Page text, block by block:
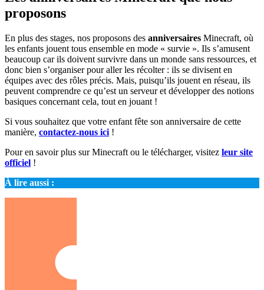
proposons
En plus des stages, nos proposons des anniversaires Minecraft, où
les enfants jouent tous ensemble en mode « survie ». Ils s’amusent
beaucoup car ils doivent survivre dans un monde sans ressources, et
donc bien s’organiser pour aller les récolter : ils se divisent en
équipes avec des rôles précis. Mais, puisqu’ils jouent en réseau, ils
peuvent comprendre ce qu’est un serveur et développer des notions
basiques concernant cela, tout en jouant !
Si vous souhaitez que votre enfant fête son anniversaire de cette
manière, contactez-nous ici !
Pour en savoir plus sur Minecraft ou le télécharger, visitez leur site
officiel !
À lire aussi :